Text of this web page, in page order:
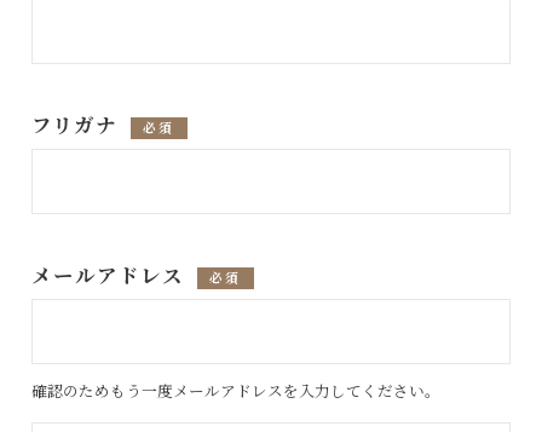
フリガナ 必須
メールアドレス 必須
確認のためもう一度メールアドレスを入力してください。